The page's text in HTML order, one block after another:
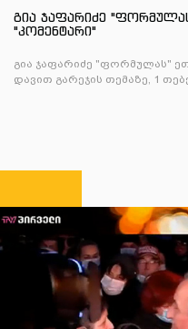
გია ჯაფარიძე
"კომენტარი"
გია ჯაფარიძე "ფორმულას"
დავით გარეჯის თემაზე, 1